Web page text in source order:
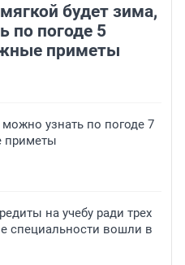
будет зима,
по погоде 5
приметы
узнать по погоде 7
приметы
на учебу ради трех
специальности вошли в